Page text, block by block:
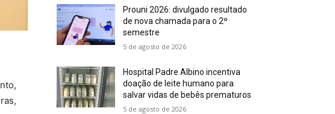
Prouni 2026: divulgado resultado
de nova chamada para o 2º
semestre
5 de agosto de 2026
Hospital Padre Albino incentiva
doação de leite humano para
salvar vidas de bebês prematuros
5 de agosto de 2026